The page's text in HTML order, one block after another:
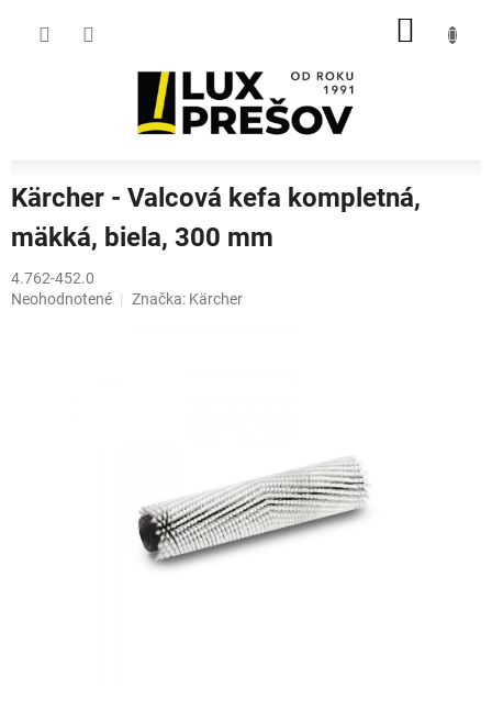
Kärcher - Valcová kefa kompletná,
mäkká, biela, 300 mm
4.762-452.0
Priemerné
Neohodnotené Značka: Kärcher